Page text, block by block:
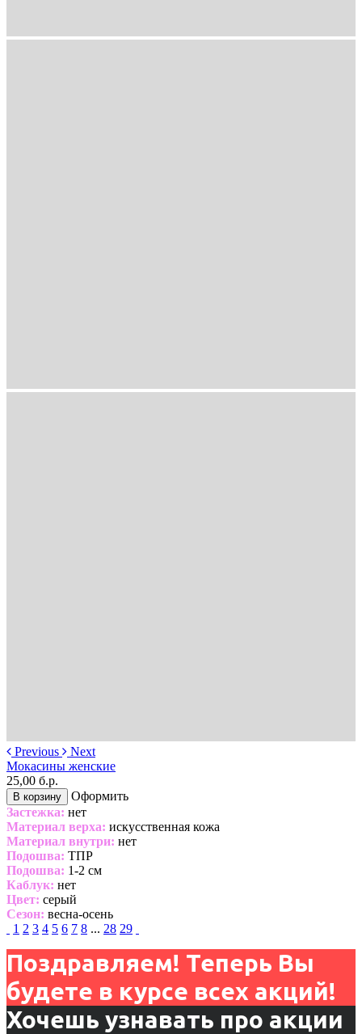
Previous
Next
Мокасины женские
25,00 б.р.
В корзину
Оформить
Застежка: нет
Материал верха: искусственная кожа
Материал внутри: нет
Подошва: ТПР
Подошва: 1-2 см
Каблук: нет
Цвет: серый
Сезон: весна-осень
1 2 3 4 5 6 7 8 ... 28 29
Поздравляем! Теперь Вы
будете в курсе всех акций!
Хочешь узнавать про акции